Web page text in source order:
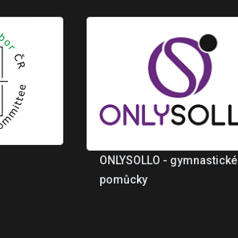
ONLYSOLLO - gymnastické
pomůcky